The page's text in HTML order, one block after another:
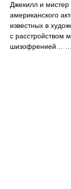
Джекилл и
американского
известных в
с расстройством
шизофренией…